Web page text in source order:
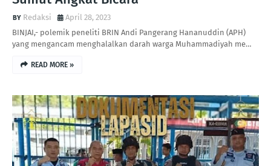
Redaksi
April 28, 2023
BINJAI,- polemik peneliti BRIN Andi Pangerang Hananuddin (APH)
yang mengancam menghalalkan darah warga Muhammadiyah me…
READ MORE »